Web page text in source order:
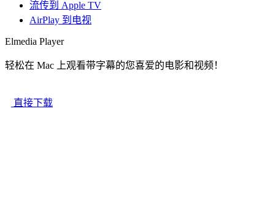
流传到 Apple TV
AirPlay 到电视
Elmedia Player
轻松在 Mac 上观看带字幕的您喜爱的电影和视频！
直接下载